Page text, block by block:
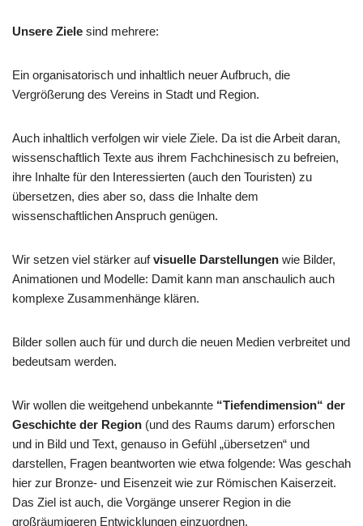
Unsere Ziele sind mehrere:
Ein organisatorisch und inhaltlich neuer Aufbruch, die
Vergrößerung des Vereins in Stadt und Region.
Auch inhaltlich verfolgen wir viele Ziele. Da ist die Arbeit daran,
wissenschaftlich Texte aus ihrem Fachchinesisch zu befreien,
ihre Inhalte für den Interessierten (auch den Touristen) zu
übersetzen, dies aber so, dass die Inhalte dem
wissenschaftlichen Anspruch genügen.
Wir setzen viel stärker aufvisuelle Darstellungen wie Bilder,
Animationen und Modelle: Damit kann man anschaulich auch
komplexe Zusammenhänge klären.
Bilder sollen auch für und durch die neuen Medien verbreitet und
bedeutsam werden.
Wir wollen die weitgehend unbekannte “Tiefendimension“ der
Geschichte der Region (und des Raums darum) erforschen
und in Bild und Text, genauso in Gefühl „übersetzen“ und
darstellen, Fragen beantworten wie etwa folgende: Was geschah
hier zur Bronze- und Eisenzeit wie zur Römischen Kaiserzeit.
Das Ziel ist auch, die Vorgänge unserer Region in die
großräumigeren Entwicklungen einzuordnen.